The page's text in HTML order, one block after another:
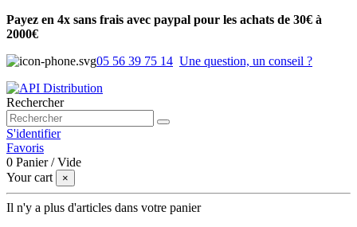
Payez en 4x sans frais avec paypal pour les achats de 30€ à
2000€
05 56 39 75 14 Une question, un conseil ?
Rechercher
S'identifier
Favoris
0 Panier /Vide
Your cart
×
Il n'y a plus d'articles dans votre panier